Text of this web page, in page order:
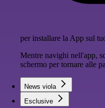
per installare la App sul
Mentre navighi nell'app,
schermo per tornare alle
News viola
Esclusive